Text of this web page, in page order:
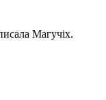
Магучіх.